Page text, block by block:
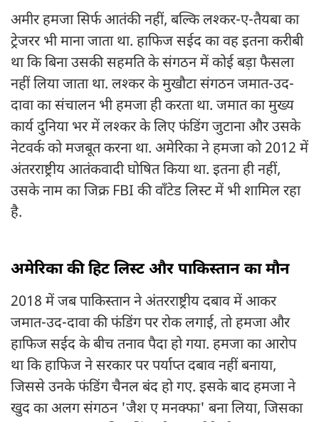
अमीर हमजा सिर्फ आतंकी नहीं, बल्कि लश्कर-ए-तैयबा का
ट्रेजरर भी माना जाता था. हाफिज सईद का वह इतना करीबी
था कि बिना उसकी सहमति के संगठन में कोई बड़ा फैसला
नहीं लिया जाता था. लश्कर के मुखौटा संगठन जमात-उद-
दावा का संचालन भी हमजा ही करता था. जमात का मुख्य
कार्य दुनिया भर में लश्कर के लिए फंडिंग जुटाना और उसके
नेटवर्क को मजबूत करना था. अमेरिका ने हमजा को 2012 में
अंतरराष्ट्रीय आतंकवादी घोषित किया था. इतना ही नहीं,
उसके नाम का जिक्र FBI की वॉंटेड लिस्ट में भी शामिल रहा
है.
अमेरिका की हिट लिस्ट और पाकिस्तान का मौन
2018 में जब पाकिस्तान ने अंतरराष्ट्रीय दबाव में आकर
जमात-उद-दावा की फंडिंग पर रोक लगाई, तो हमजा और
हाफिज सईद के बीच तनाव पैदा हो गया. हमजा का आरोप
था कि हाफिज ने सरकार पर पर्याप्त दबाव नहीं बनाया,
जिससे उनके फंडिंग चैनल बंद हो गए. इसके बाद हमजा ने
खुद का अलग संगठन 'जैश ए मनक्फा' बना लिया, जिसका